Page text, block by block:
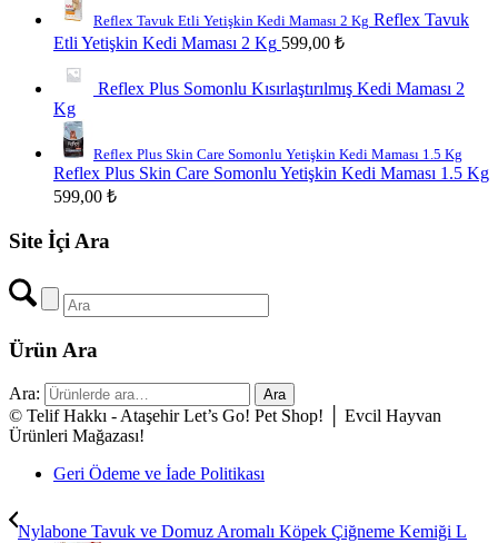
Reflex Tavuk Etli Yetişkin Kedi Maması 2 Kg Reflex Tavuk
Etli Yetişkin Kedi Maması 2 Kg 599,00 ₺
Reflex Plus Somonlu Kısırlaştırılmış Kedi Maması 2
Kg
Reflex Plus Skin Care Somonlu Yetişkin Kedi Maması 1.5 Kg
Reflex Plus Skin Care Somonlu Yetişkin Kedi Maması 1.5 Kg
599,00 ₺
Site İçi Ara
Ürün Ara
Ara: Ara
© Telif Hakkı - Ataşehir Let’s Go! Pet Shop! │ Evcil Hayvan
Ürünleri Mağazası!
Geri Ödeme ve İade Politikası
Nylabone Tavuk ve Domuz Aromalı Köpek Çiğneme Kemiği L